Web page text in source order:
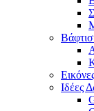
Ιδέες